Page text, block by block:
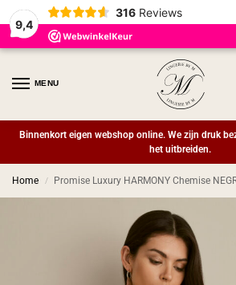
9,4
316 Reviews
MENU
Binnenkort eigen webshop online. We zijn druk
het uitbreiden.
Home / Promise Luxury HARMONY Chemise